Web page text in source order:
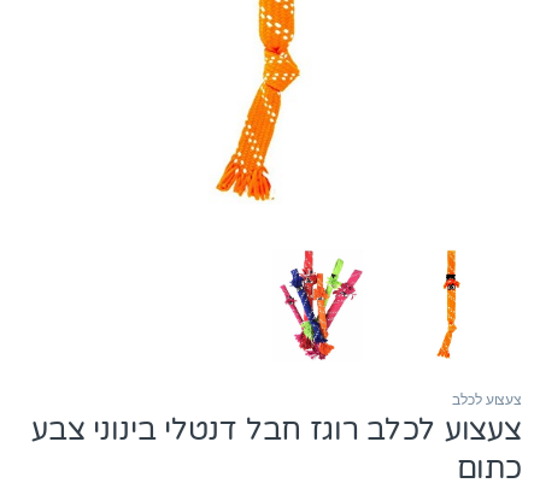
צעצוע לכלב
צעצוע לכלב רוגז חבל דנטלי בינוני צבע
כתום